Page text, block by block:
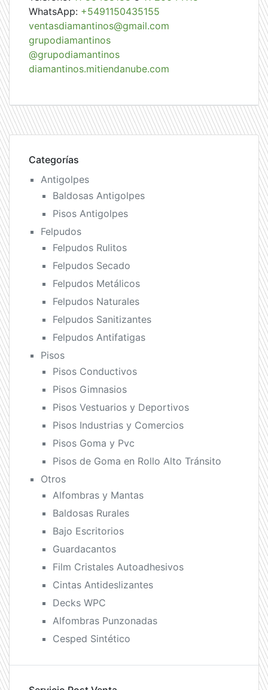
WhatsApp: +5491150435155
ventasdiamantinos@gmail.com
grupodiamantinos
@grupodiamantinos
diamantinos.mitiendanube.com
Categorías
Antigolpes
Baldosas Antigolpes
Pisos Antigolpes
Felpudos
Felpudos Rulitos
Felpudos Secado
Felpudos Metálicos
Felpudos Naturales
Felpudos Sanitizantes
Felpudos Antifatigas
Pisos
Pisos Conductivos
Pisos Gimnasios
Pisos Vestuarios y Deportivos
Pisos Industrias y Comercios
Pisos Goma y Pvc
Pisos de Goma en Rollo Alto Tránsito
Otros
Alfombras y Mantas
Baldosas Rurales
Bajo Escritorios
Guardacantos
Film Cristales Autoadhesivos
Cintas Antideslizantes
Decks WPC
Alfombras Punzonadas
Cesped Sintético